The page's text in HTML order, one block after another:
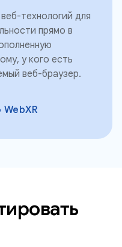
технологий для
прямо в
у кого есть
веб-браузер.